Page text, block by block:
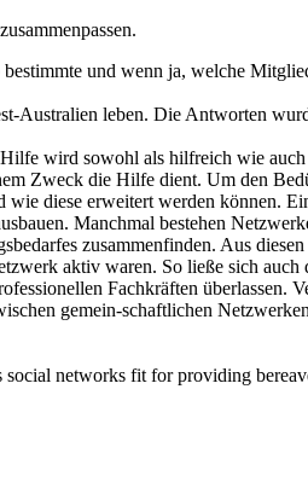
und wenn ja, welche
Australien leben. Die Antworten
wird sowohl als hilfreich wie
Zweck die Hilfe dient. Um den
diese erweitert werden können.
Manchmal bestehen
zusammenfinden. Aus
aktiv waren. So ließe sich auch
Fachkräften überlassen.
gemein-schaftlichen
networks fit for providing